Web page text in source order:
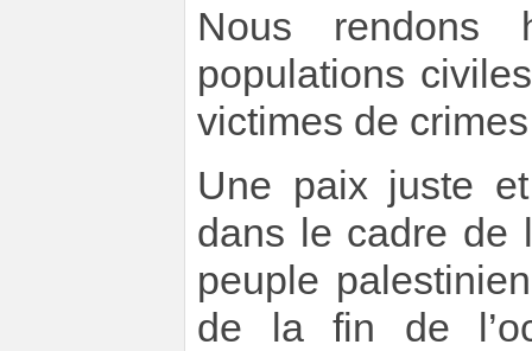
Nous rendons
populations
victimes de
Une paix juste
dans le cadre de
peuple
de la fin de